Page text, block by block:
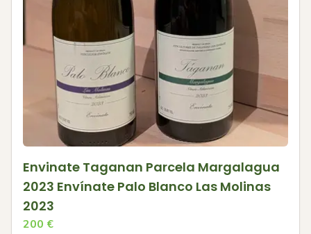
Envinate Taganan Parcela Margalagua
2023 Envínate Palo Blanco Las Molinas
2023
200 €